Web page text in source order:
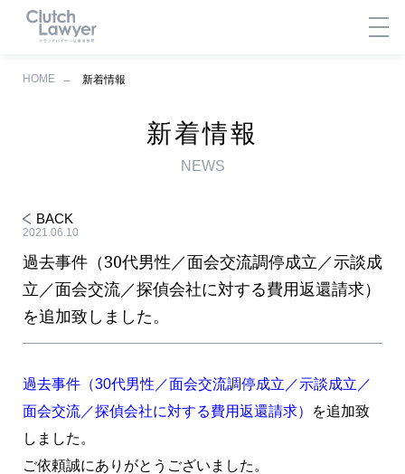
HOME 新着情報
新着情報
NEWS
BACK
2021.06.10
過去事件（30代男性／面会交流調停成立／示談成
立／面会交流／探偵会社に対する費用返還請求）
を追加致しました。
過去事件（30代男性／面会交流調停成立／示談成立／
面会交流／探偵会社に対する費用返還請求）
を追加致
しました。
ご依頼誠にありがとうございました。